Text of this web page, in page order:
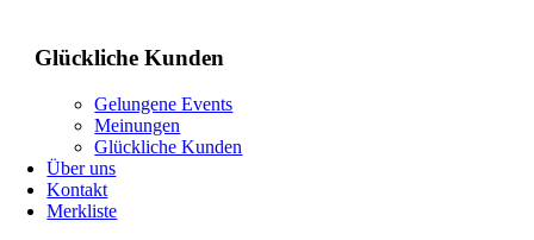
Glückliche Kunden
Gelungene Events
Meinungen
Glückliche Kunden
Über uns
Kontakt
Merkliste